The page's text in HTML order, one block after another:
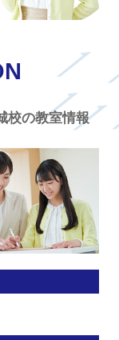
校の教室情報